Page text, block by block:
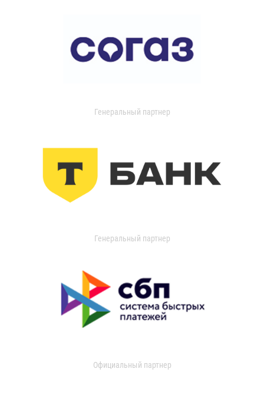
Генеральный партнер
Генеральный партнер
Официальный партнер